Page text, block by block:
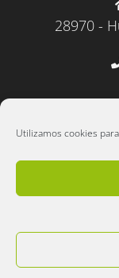
Utilizamos cookies
28970 -
Copyright 2025